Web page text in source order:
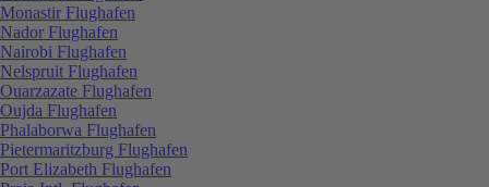
Monastir Flughafen
Nador Flughafen
Nairobi Flughafen
Nelspruit Flughafen
Ouarzazate Flughafen
Oujda Flughafen
Phalaborwa Flughafen
Pietermaritzburg Flughafen
Port Elizabeth Flughafen